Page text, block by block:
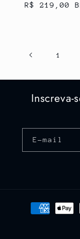
Preço
R$ 219,00
1
Inscreva-
E-mail
Formas